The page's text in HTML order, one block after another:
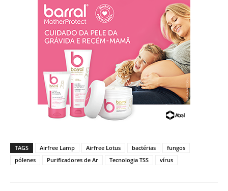
TAGS Airfree Lamp Airfree Lotus bactérias
fungos
pólenes
Purificadores de Ar Tecnologia TSS vírus